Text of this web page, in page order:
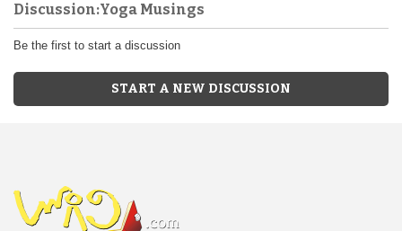
Discussion:Yoga Musings
Be the first to start a discussion
START A NEW DISCUSSION